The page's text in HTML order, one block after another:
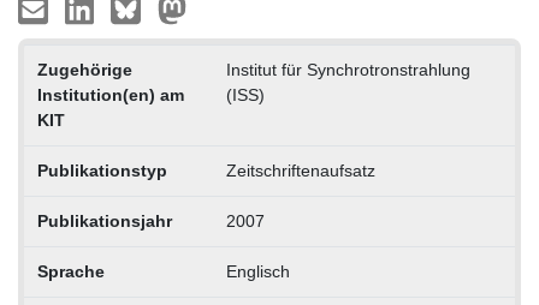
Zugehörige
Institution(en) am
KIT
Institut für Synchrotronstrahlung
(ISS)
Publikationstyp Zeitschriftenaufsatz
Publikationsjahr 2007
Sprache Englisch